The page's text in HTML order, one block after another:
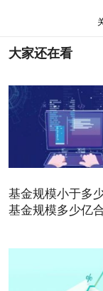
大家还在看
基金规模小于多
基金规模多少亿